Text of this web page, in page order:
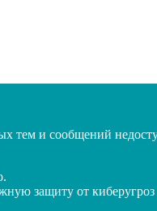
тем и сообщений
защиту от киберугроз